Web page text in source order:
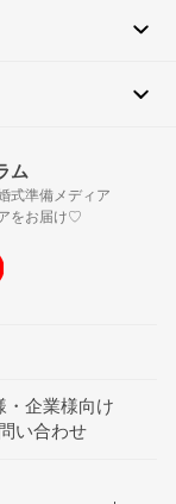
ム
式準備メディア
をお届け♡
・企業様向け
い合わせ